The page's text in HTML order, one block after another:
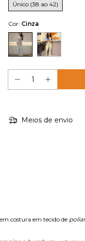
Único (38 ao 42)
Cor: Cinza
Meios de envio
costura em tecido de